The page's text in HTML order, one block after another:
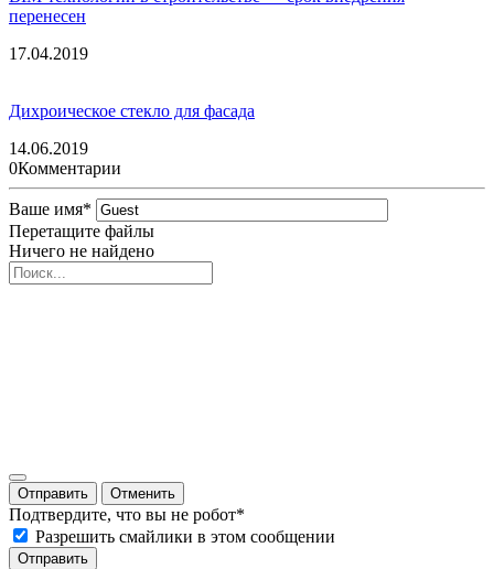
перенесен
17.04.2019
Дихроическое стекло для фасада
14.06.2019
0Комментарии
Ваше имя*
Перетащите файлы
Ничего не найдено
Отправить Отменить
Подтвердите, что вы не робот*
Разрешить смайлики в этом сообщении
Отправить